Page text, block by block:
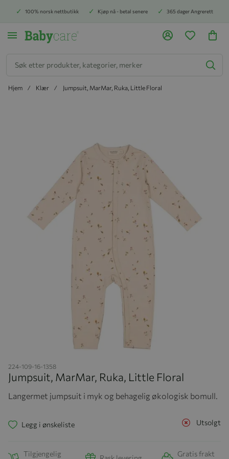
100% norsk nettbutikk Kjøp nå - betal senere 365 dager Angrerett
Hjem Klær Jumpsuit, MarMar, Ruka, Little Floral
Hopp til slutten av bildegalleriet
224-109-16-1358
Jumpsuit, MarMar, Ruka, Little Floral
Langermet jumpsuit i myk og behagelig økologisk bomull.
Utsolgt
Legg i ønskeliste
Tilgjengelig
Gratis frakt